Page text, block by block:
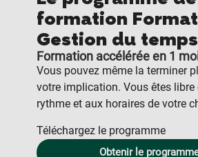
formation
Gestion du temps
Formation accélérée en 1
Vous pouvez même la terminer
votre implication. Vous êtes libre
rythme et aux horaires de votre
Téléchargez le programme
Obtenir le